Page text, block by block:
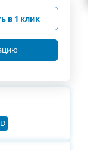
в 1 клик